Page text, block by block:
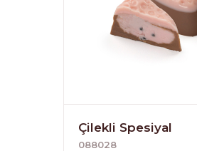
Çilekli Spesiyal
088028